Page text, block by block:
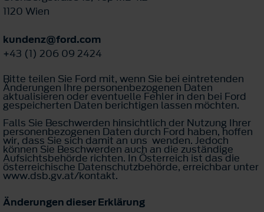
1120 Wien
kundenz@ford.com
+43 (1) 206 09 2424
Bitte teilen Sie Ford mit, wenn Sie bei eintretenden
Änderungen Ihre personenbezogenen Daten
aktualisieren oder eventuelle Fehler in den bei Ford
gespeicherten Daten berichtigen lassen möchten.
Falls Sie Beschwerden hinsichtlich der Nutzung Ihrer
personenbezogenen Daten durch Ford haben, hoffen
wir, dass Sie sich damit an uns wenden. Jedoch
können Sie Beschwerden auch an die zuständige
Aufsichtsbehörde richten. In Österreich ist das die
österreichische Datenschutzbehörde, erreichbar unter
www.dsb.gv.at/kontakt.
Änderungen dieser Erklärung